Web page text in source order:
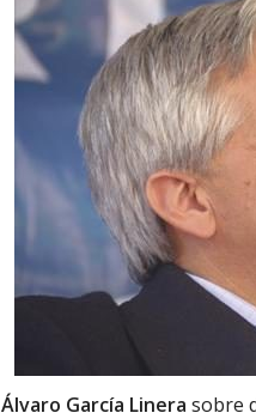
Álvaro García Linera sobre